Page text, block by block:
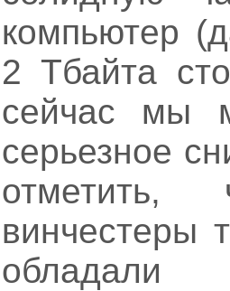
компьютер
2 Тбайта
сейчас мы
серьезное
отметить,
винчестеры